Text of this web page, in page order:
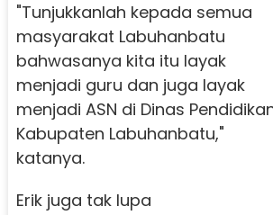
"Tunjukkanlah kepada semua
masyarakat Labuhanbatu
bahwasanya kita itu layak
menjadi guru dan juga layak
menjadi ASN di Dinas
Kabupaten Labuhanbatu,"
katanya.
Erik juga tak lupa